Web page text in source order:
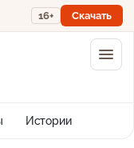
16+ Скачать
Истории